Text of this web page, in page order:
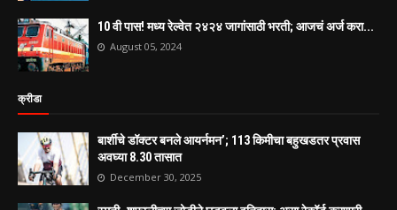
10 वी पास! मध्य रेल्वेत २४२४ जागांसाठी भरती; आजचं अर्ज करा...
August 05, 2024
क्रीडा
बार्शीचे डॉक्टर बनले आयर्नमन’; 113 किमीचा बहुखडतर प्रवास
अवघ्या 8.30 तासात
December 30, 2025